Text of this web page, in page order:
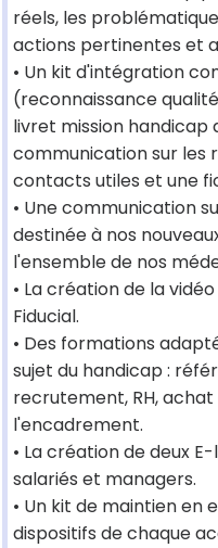
réels, les
actions pertinentes et
• Un kit d'intégration
(reconnaissance
livret mission handicap
communication sur les
contacts utiles et une
• Une communication
destinée à nos
l'ensemble de nos
• La création de la
Fiducial.
• Des formations
sujet du handicap :
recrutement, RH,
l'encadrement.
• La création de deux
salariés et managers.
• Un kit de maintien en
dispositifs de chaque